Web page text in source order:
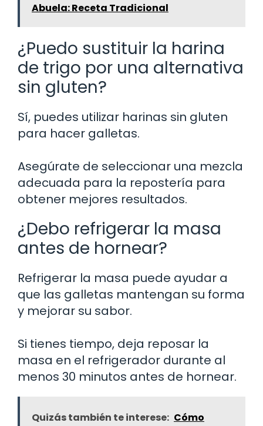
Abuela: Receta Tradicional
¿Puedo sustituir la harina
de trigo por una alternativa
sin gluten?
Sí, puedes utilizar harinas sin gluten
para hacer galletas.
Asegúrate de seleccionar una mezcla
adecuada para la repostería para
obtener mejores resultados.
¿Debo refrigerar la masa
antes de hornear?
Refrigerar la masa puede ayudar a
que las galletas mantengan su forma
y mejorar su sabor.
Si tienes tiempo, deja reposar la
masa en el refrigerador durante al
menos 30 minutos antes de hornear.
Quizás también te interese: Cómo